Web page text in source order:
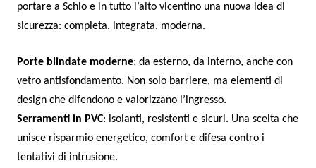
portare a Schio e in tutto l’alto vicentino una nuova idea di
sicurezza: completa, integrata, moderna.
Porte blindate moderne: da esterno, da interno, anche con
vetro antisfondamento. Non solo barriere, ma elementi di
design che difendono e valorizzano l’ingresso.
Serramenti in PVC: isolanti, resistenti e sicuri. Una scelta che
unisce risparmio energetico, comfort e difesa contro i
tentativi di intrusione.